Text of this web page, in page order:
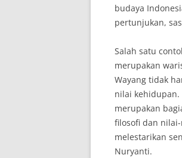
budaya
pertunjukan,
Salah satu
merupakan
Wayang tidak
nilai kehidupan.
merupakan
filosofi dan
melestarikan
Nuryanti.